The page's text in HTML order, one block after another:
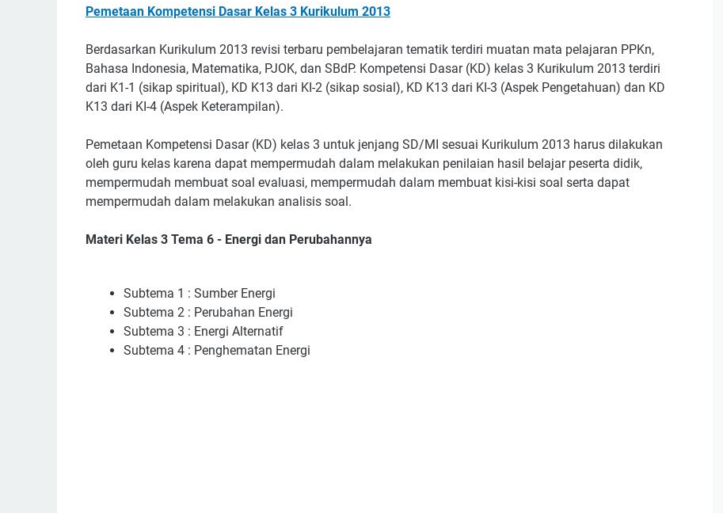
Pemetaan Kompetensi Dasar Kelas 3 Kurikulum 2013
Berdasarkan Kurikulum 2013 revisi terbaru pembelajaran tematik terdiri muatan mata pelajaran PPKn,
Bahasa Indonesia, Matematika, PJOK, dan SBdP. Kompetensi Dasar (KD) kelas 3 Kurikulum 2013 terdiri
dari K1-1 (sikap spiritual), KD K13 dari KI-2 (sikap sosial), KD K13 dari KI-3 (Aspek Pengetahuan) dan KD
K13 dari KI-4 (Aspek Keterampilan).
Pemetaan Kompetensi Dasar (KD) kelas 3 untuk jenjang SD/MI sesuai Kurikulum 2013 harus dilakukan
oleh guru kelas karena dapat mempermudah dalam melakukan penilaian hasil belajar peserta didik,
mempermudah membuat soal evaluasi, mempermudah dalam membuat kisi-kisi soal serta dapat
mempermudah dalam melakukan analisis soal.
Materi Kelas 3 Tema 6 - Energi dan Perubahannya
Subtema 1 : Sumber Energi
Subtema 2 : Perubahan Energi
Subtema 3 : Energi Alternatif
Subtema 4 : Penghematan Energi